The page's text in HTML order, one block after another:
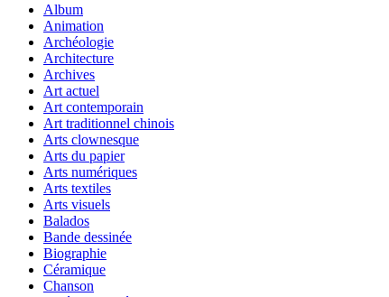
Album
Animation
Archéologie
Architecture
Archives
Art actuel
Art contemporain
Art traditionnel chinois
Arts clownesque
Arts du papier
Arts numériques
Arts textiles
Arts visuels
Balados
Bande dessinée
Biographie
Céramique
Chanson